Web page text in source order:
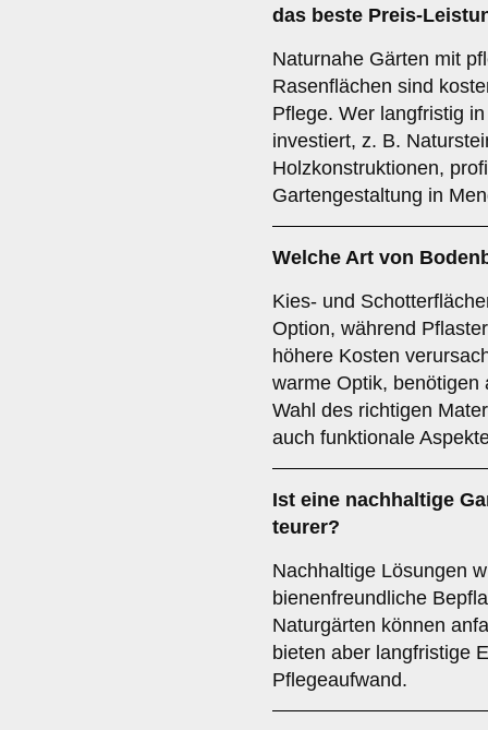
das beste Preis-
Naturnahe Gärten mit
Rasenflächen sind
Pflege. Wer langfristig
investiert, z. B.
Holzkonstruktionen,
Gartengestaltung in
Welche Art von
Kies- und
Option, während
höhere Kosten
warme Optik,
Wahl des richtigen
auch funktionale
Ist eine nachhaltige
teurer?
Nachhaltige Lösungen
bienenfreundliche
Naturgärten können
bieten aber langfristige
Pflegeaufwand.